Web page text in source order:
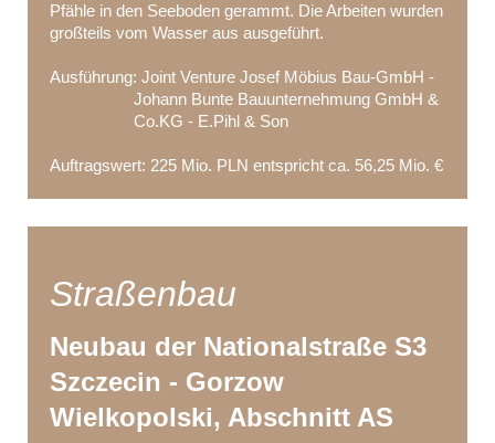
Pfähle in den Seeboden gerammt. Die Arbeiten wurden
großteils vom Wasser aus ausgeführt.
Ausführung: Joint Venture Josef Möbius Bau-GmbH -
Johann Bunte Bauunternehmung GmbH &
Co.KG - E.Pihl & Son
Auftragswert: 225 Mio. PLN entspricht ca. 56,25 Mio. €
Straßenbau
Neubau der Nationalstraße S3
Szczecin - Gorzow
Wielkopolski, Abschnitt AS